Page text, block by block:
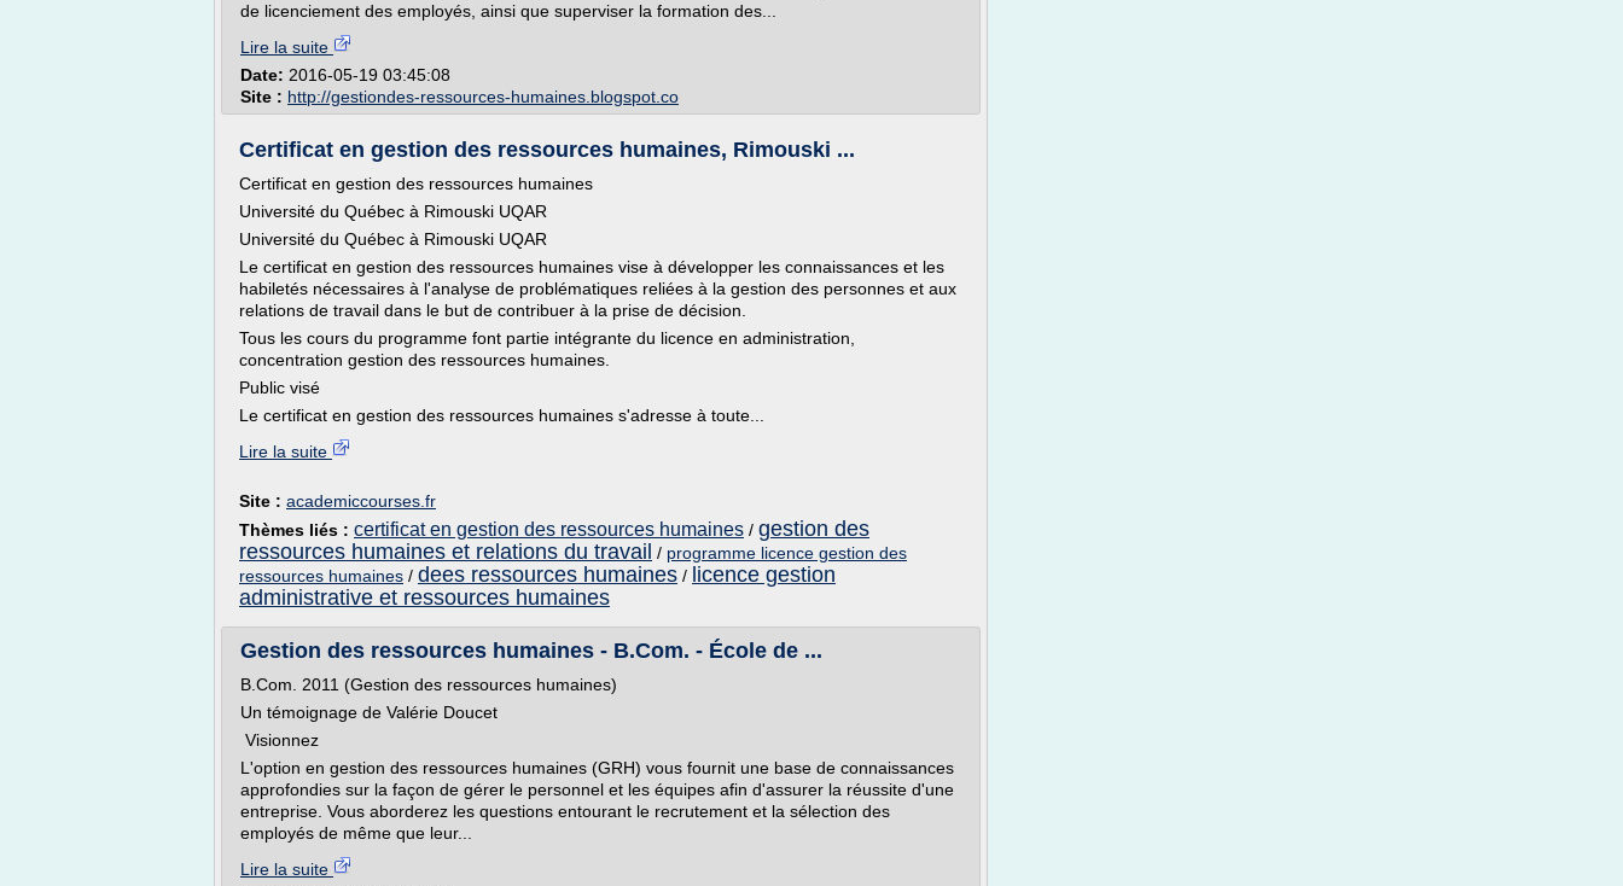
de licenciement des employés, ainsi que superviser la formation des...
Lire la suite
Date: 2016-05-19 03:45:08
Site : http://gestiondes-ressources-humaines.blogspot.co
Certificat en gestion des ressources humaines, Rimouski ...
Certificat en gestion des ressources humaines
Université du Québec à Rimouski UQAR
Université du Québec à Rimouski UQAR
Le certificat en gestion des ressources humaines vise à développer les connaissances et les
habiletés nécessaires à l'analyse de problématiques reliées à la gestion des personnes et aux
relations de travail dans le but de contribuer à la prise de décision.
Tous les cours du programme font partie intégrante du licence en administration,
concentration gestion des ressources humaines.
Public visé
Le certificat en gestion des ressources humaines s'adresse à toute...
Lire la suite
Site : academiccourses.fr
Thèmes liés : certificat en gestion des ressources humaines / gestion des
ressources humaines et relations du travail / programme licence gestion des
ressources humaines / dees ressources humaines / licence gestion
administrative et ressources humaines
Gestion des ressources humaines - B.Com. - École de ...
B.Com. 2011 (Gestion des ressources humaines)
Un témoignage de Valérie Doucet
Visionnez
L'option en gestion des ressources humaines (GRH) vous fournit une base de connaissances
approfondies sur la façon de gérer le personnel et les équipes afin d'assurer la réussite d'une
entreprise. Vous aborderez les questions entourant le recrutement et la sélection des
employés de même que leur...
Lire la suite